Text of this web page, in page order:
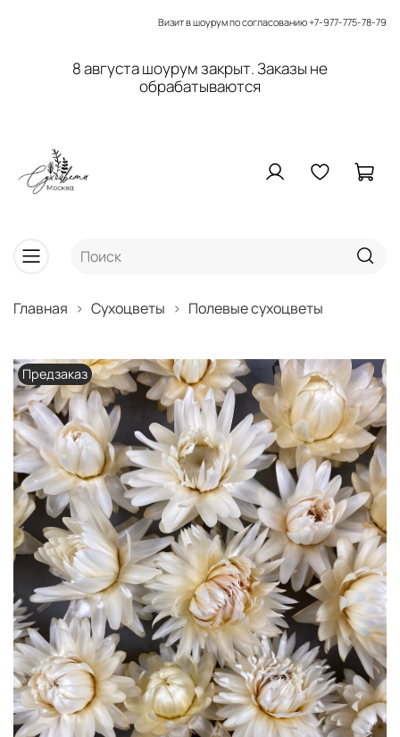
Визит в шоурум по согласованию+7-977-775-78-79
8 августа шоурум закрыт. Заказы не
обрабатываются
Главная Сухоцветы Полевые сухоцветы
Предзаказ